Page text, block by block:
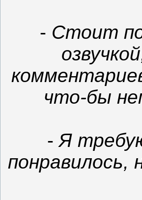
- Стоит
что-бы
-Я
понравилось,